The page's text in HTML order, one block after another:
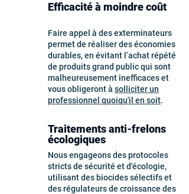
Efficacité à moindre coût
Faire appel à des exterminateurs
permet de réaliser des économies
durables, en évitant l’achat répété
de produits grand public qui sont
malheureusement inefficaces et
vous obligeront à solliciter un
professionnel quoiqu'il en soit.
Traitements anti-frelons
écologiques
Nous engageons des protocoles
stricts de sécurité et d'écologie,
utilisant des biocides sélectifs et
des régulateurs de croissance des